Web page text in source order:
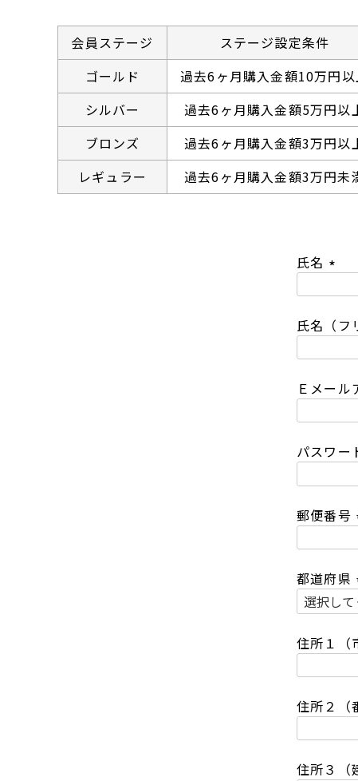
会員ステージ ステージ設定条件
ゴールド
過去6ヶ月購入金額10万円以
シルバー
過去6ヶ月購入金額5万円以
ブロンズ
過去6ヶ月購入金額3万円以
レギュラー
過去6ヶ月購入金額3万円未
氏名
須
氏名（フ
Ｅメール
パスワー
郵便番号
都道府県
住所１（
住所２（
住所３（